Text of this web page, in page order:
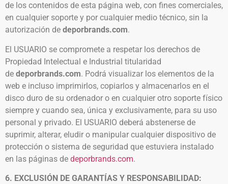
de los contenidos de esta página web, con fines comerciales,
en cualquier soporte y por cualquier medio técnico, sin la
autorización de deporbrands.com.
El USUARIO se compromete a respetar los derechos de
Propiedad Intelectual e Industrial titularidad
de deporbrands.com. Podrá visualizar los elementos de la
web e incluso imprimirlos, copiarlos y almacenarlos en el
disco duro de su ordenador o en cualquier otro soporte físico
siempre y cuando sea, única y exclusivamente, para su uso
personal y privado. El USUARIO deberá abstenerse de
suprimir, alterar, eludir o manipular cualquier dispositivo de
protección o sistema de seguridad que estuviera instalado
en las páginas de deporbrands.com.
6. EXCLUSIÓN DE GARANTÍAS Y RESPONSABILIDAD: